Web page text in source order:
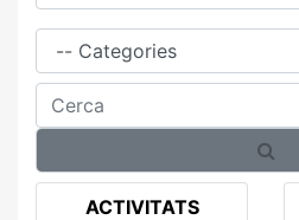
Família
Cerca
ACTIVITATS